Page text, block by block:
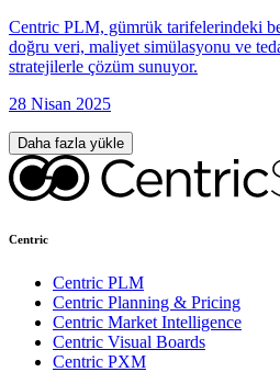
Centric PLM, gümrük tarifelerindeki
doğru veri, maliyet simülasyonu ve
stratejilerle çözüm sunuyor.
28 Nisan 2025
Daha fazla yükle
Centric
Centric PLM
Centric Planning & Pricing
Centric Market Intelligence
Centric Visual Boards
Centric PXM